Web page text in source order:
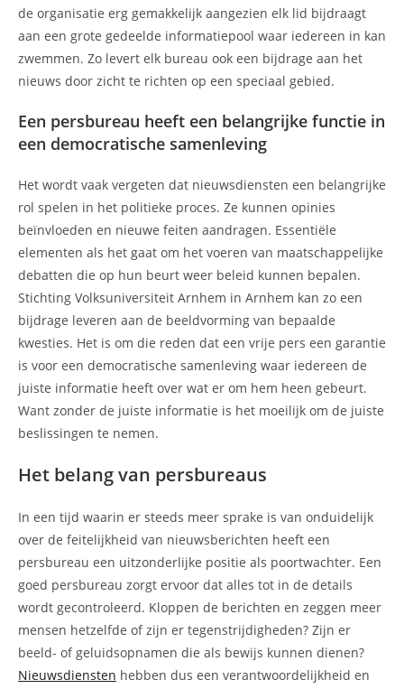
de organisatie erg gemakkelijk aangezien elk lid bijdraagt
aan een grote gedeelde informatiepool waar iedereen in kan
zwemmen. Zo levert elk bureau ook een bijdrage aan het
nieuws door zicht te richten op een speciaal gebied.
Een persbureau heeft een belangrijke functie in
een democratische samenleving
Het wordt vaak vergeten dat nieuwsdiensten een belangrijke
rol spelen in het politieke proces. Ze kunnen opinies
beïnvloeden en nieuwe feiten aandragen. Essentiële
elementen als het gaat om het voeren van maatschappelijke
debatten die op hun beurt weer beleid kunnen bepalen.
Stichting Volksuniversiteit Arnhem in Arnhem kan zo een
bijdrage leveren aan de beeldvorming van bepaalde
kwesties. Het is om die reden dat een vrije pers een garantie
is voor een democratische samenleving waar iedereen de
juiste informatie heeft over wat er om hem heen gebeurt.
Want zonder de juiste informatie is het moeilijk om de juiste
beslissingen te nemen.
Het belang van persbureaus
In een tijd waarin er steeds meer sprake is van onduidelijk
over de feitelijkheid van nieuwsberichten heeft een
persbureau een uitzonderlijke positie als poortwachter. Een
goed persbureau zorgt ervoor dat alles tot in de details
wordt gecontroleerd. Kloppen de berichten en zeggen meer
mensen hetzelfde of zijn er tegenstrijdigheden? Zijn er
beeld- of geluidsopnamen die als bewijs kunnen dienen?
Nieuwsdiensten hebben dus een verantwoordelijkheid en